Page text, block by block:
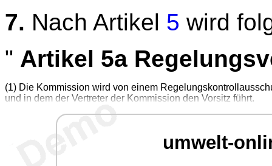
7. Nach Artikel 5 wird
" Artikel 5a
(1) Die Kommission wird von einem
und in dem der Vertreter der Kommission den Vorsitz führt.
umwelt-